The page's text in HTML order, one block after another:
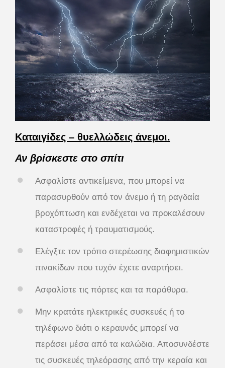
Καταιγίδες – θυελλώδεις άνεμοι.
Αν βρίσκεστε στο σπίτι
Ασφαλίστε αντικείμενα, που μπορεί να
παρασυρθούν από τον άνεμο ή τη ραγδαία
βροχόπτωση και ενδέχεται να προκαλέσουν
καταστροφές ή τραυματισμούς.
Ελέγξτε τον τρόπο στερέωσης διαφημιστικών
πινακίδων που τυχόν έχετε αναρτήσει.
Ασφαλίστε τις πόρτες και τα παράθυρα.
Μην κρατάτε ηλεκτρικές συσκευές ή το
τηλέφωνο διότι ο κεραυνός μπορεί να
περάσει μέσα από τα καλώδια. Αποσυνδέστε
τις συσκευές τηλεόρασης από την κεραία και